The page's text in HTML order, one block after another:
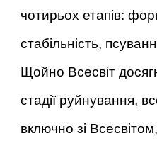
чотирьох етапів:
стабільність,
Щойно Всесвіт
стадії руйнування,
включно зі